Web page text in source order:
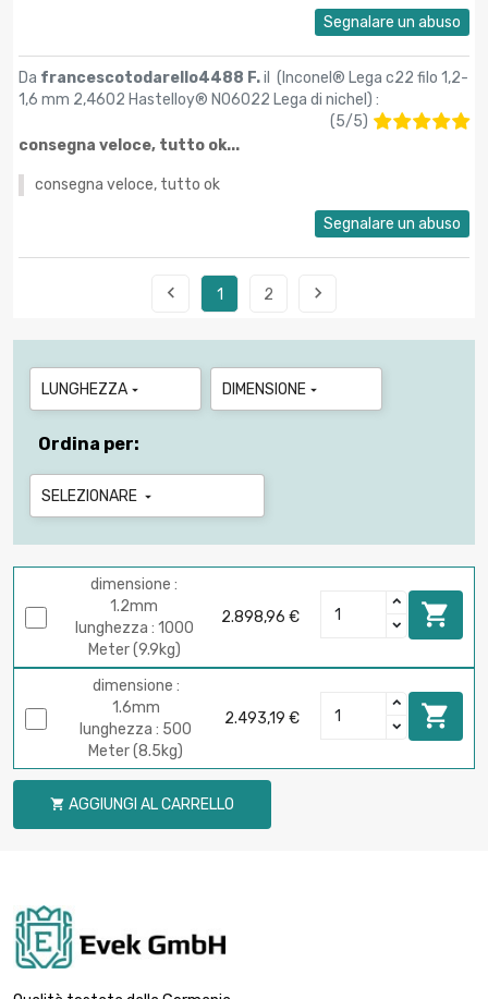
Segnalare un abuso
Da francescotodarello4488 F.il (Inconel® Lega c22 filo 1,2-
1,6 mm 2,4602 Hastelloy® N06022 Lega di nichel) :
(5/5)
consegna veloce, tutto ok...
consegna veloce, tutto ok
Segnalare un abuso
 1 2 
LUNGHEZZA  DIMENSIONE 
Ordina per:
SELEZIONARE 
dimensione :
1.2mm
lunghezza : 1000
Meter (9.9kg)
2.898,96 € 
dimensione :
1.6mm
lunghezza : 500
Meter (8.5kg)
2.493,19 € 
 AGGIUNGI AL CARRELLO